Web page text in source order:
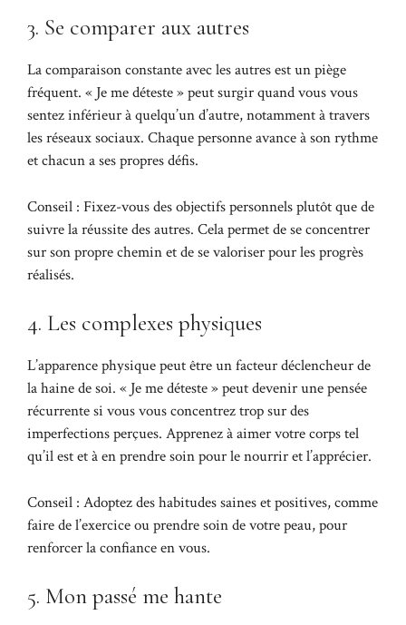
3. Se comparer aux autres
La comparaison constante avec les autres est un piège
fréquent. « Je me déteste » peut surgir quand vous vous
sentez inférieur à quelqu’un d’autre, notamment à travers
les réseaux sociaux. Chaque personne avance à son rythme
et chacun a ses propres défis.
Conseil : Fixez-vous des objectifs personnels plutôt que de
suivre la réussite des autres. Cela permet de se concentrer
sur son propre chemin et de se valoriser pour les progrès
réalisés.
4. Les complexes physiques
L’apparence physique peut être un facteur déclencheur de
la haine de soi. « Je me déteste » peut devenir une pensée
récurrente si vous vous concentrez trop sur des
imperfections perçues. Apprenez à aimer votre corps tel
qu’il est et à en prendre soin pour le nourrir et l’apprécier.
Conseil : Adoptez des habitudes saines et positives, comme
faire de l’exercice ou prendre soin de votre peau, pour
renforcer la confiance en vous.
5. Mon passé me hante